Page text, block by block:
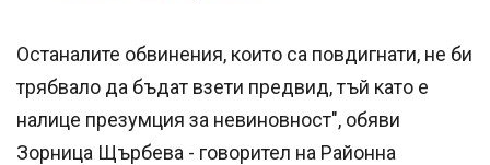
Останалите обвинения, които са повдигнати, не би
трябвало да бъдат взети предвид, тъй като е
налице презумция за невиновност", обяви
Зорница Щърбева - говорител на Районна